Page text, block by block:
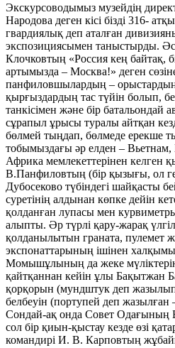
Экскурсоводымыз музейдің
Народова деген кісі бізді 316-
гвардиялық деп аталған
экспозициясымен таныстырды.
Клочковтың «Россия кең байтақ,
артымызда – Москва!» деген
панфиловшылардың –
қырғыздардың тас түйін болып,
танкісімен және бір
сұрапыл ұрысы туралы айтқан
бөлмей тыңдап, бөлмеде ерекше
тобымыздағы әр елден –
Африка мемлекеттерінен келген
В.Панфиловтың (бір қызығы, ол
Дубосеково түбіндегі шайқасты
суретінің алдынан көпке дейін
қолданған лупасы мен
алыпты. Әр түрлі қару-жарақ
қолданылытын граната, пулемет
экспонаттарының ішінен
Момышұлының да жеке мүліктерін
қайтқаннан кейін ұлы Бақытжан
қорқорын (мундштук деп
белбеуін (портупей деп
Сондай-ақ онда Совет Одағының
сол бір қиын-қыстау кезде өзі
командирі И. В. Карповтың